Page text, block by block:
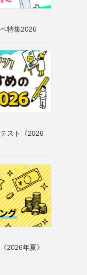
特集2026
スト《2026
2026年夏》